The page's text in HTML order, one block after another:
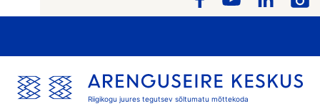
Riigikogu juures tegutsev sõltumatu mõttekoda